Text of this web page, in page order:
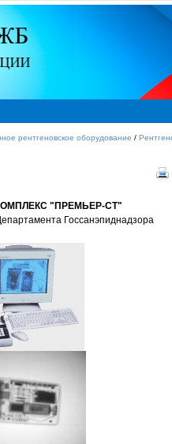
рентгеновское оборудование /
"ПРЕМЬЕР-СТ"
Госсанэпиднадзора